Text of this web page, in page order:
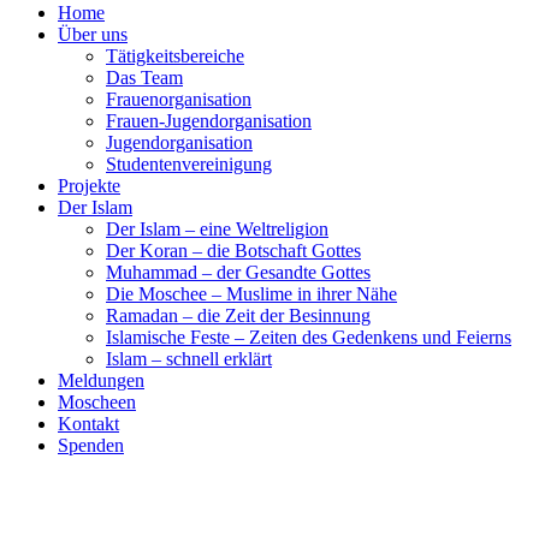
Home
Über uns
Tätigkeitsbereiche
Das Team
Frauenorganisation
Frauen-Jugendorganisation
Jugendorganisation
Studentenvereinigung
Projekte
Der Islam
Der Islam – eine Weltreligion
Der Koran – die Botschaft Gottes
Muhammad – der Gesandte Gottes
Die Moschee – Muslime in ihrer Nähe
Ramadan – die Zeit der Besinnung
Islamische Feste – Zeiten des Gedenkens und Feierns
Islam – schnell erklärt
Meldungen
Moscheen
Kontakt
Spenden